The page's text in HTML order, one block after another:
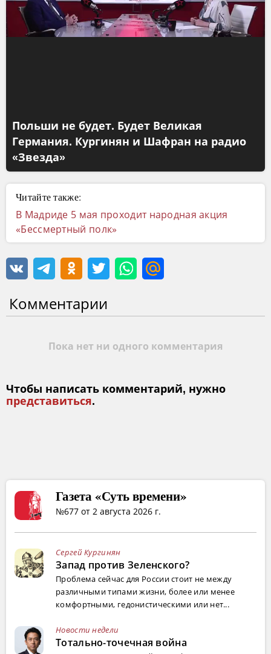
Польши не будет. Будет Великая
Германия. Кургинян и Шафран на радио
«Звезда»
Читайте также:
В Мадриде 5 мая проходит народная акция
«Бессмертный полк»
Комментарии
Пока нет ни одного комментария
Чтобы написать комментарий, нужно
представиться.
Газета «Суть времени»
№677 от 2 августа 2026 г.
Сергей Кургинян
Запад против Зеленского?
Проблема сейчас для России стоит не между
различными типами жизни, более или менее
комфортными, гедонистическими или нет...
Новости недели
Тотально-точечная война